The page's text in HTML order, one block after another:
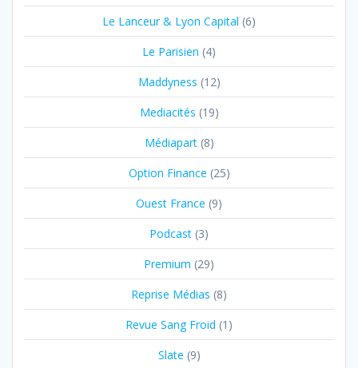
Le Lanceur & Lyon Capital (6)
Le Parisien (4)
Maddyness (12)
Mediacités (19)
Médiapart(8)
Option Finance (25)
Ouest France (9)
Podcast (3)
Premium (29)
Reprise Médias (8)
Revue Sang Froid (1)
Slate (9)